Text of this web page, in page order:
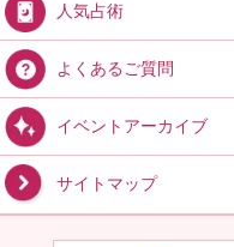
人気占術
よくあるご質問
イベントアーカイブ
サイトマップ